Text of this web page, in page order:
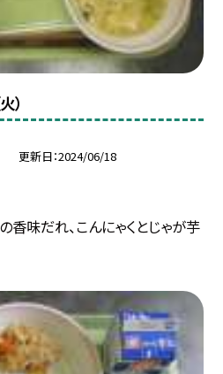
）
更新日 2024/06/18
香味だれ、こんにゃくとじゃが芋